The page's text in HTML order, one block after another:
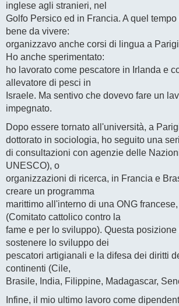
inglese agli stranieri, nel
Golfo Persico ed in Francia. A quel
bene da vivere:
organizzavo anche corsi di lingua a
Ho anche sperimentato:
ho lavorato come pescatore in Irlanda e
allevatore di pesci in
Israele. Ma sentivo che dovevo fare un
impegnato.
Dopo essere tornato all'università, a
dottorato in sociologia, ho seguito una
di consultazioni con agenzie delle
UNESCO), o
organizzazioni di ricerca, in Francia e
creare un programma
marittimo all'interno di una ONG
(Comitato cattolico contro la
fame e per lo sviluppo). Questa posizione
sostenere lo sviluppo dei
pescatori artigianali e la difesa dei diritti
continenti (Cile,
Brasile, India, Filippine, Madagascar,
Infine, il mio ultimo lavoro come